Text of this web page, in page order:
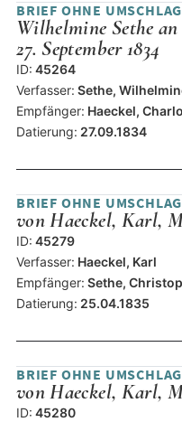
BRIEF OHNE UMSCHLAG
Wilhelmine Sethe
27. September 1834
ID: 45264
Verfasser: Sethe,
Empfänger: Haeckel,
Datierung: 27.09.1834
BRIEF OHNE UMSCHLAG
von Haeckel, Karl,
ID: 45279
Verfasser: Haeckel, Karl
Empfänger: Sethe,
Datierung: 25.04.1835
BRIEF OHNE UMSCHLAG
von Haeckel, Karl,
ID: 45280